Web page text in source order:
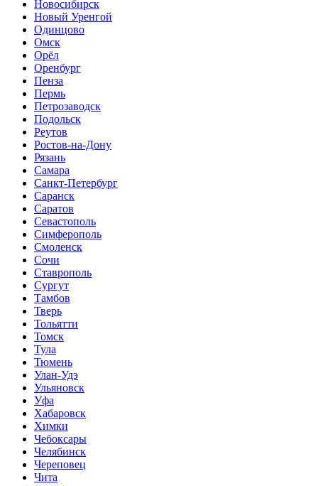
Новосибирск
Новый Уренгой
Одинцово
Омск
Орёл
Оренбург
Пенза
Пермь
Петрозаводск
Подольск
Реутов
Ростов-на-Дону
Рязань
Самара
Санкт-Петербург
Саранск
Саратов
Севастополь
Симферополь
Смоленск
Сочи
Ставрополь
Сургут
Тамбов
Тверь
Тольятти
Томск
Тула
Тюмень
Улан-Удэ
Ульяновск
Уфа
Хабаровск
Химки
Чебоксары
Челябинск
Череповец
Чита